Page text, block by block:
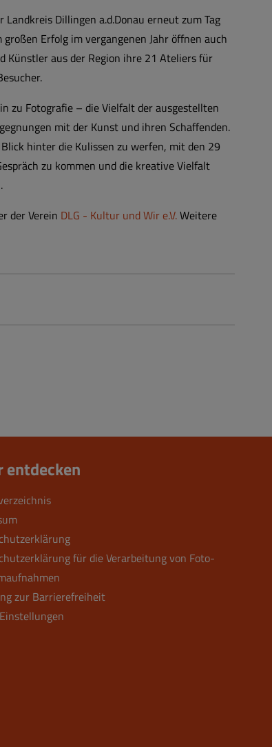
Landkreis Dillingen a.d.Donau erneut zum Tag
großen Erfolg im vergangenen Jahr öffnen auch
Künstler aus der Region ihre 21 Ateliers für
zu Fotografie – die Vielfalt der ausgestellten
mit der Kunst und ihren Schaffenden.
hinter die Kulissen zu werfen, mit den 29
zu kommen und die kreative Vielfalt
der Verein DLG - Kultur und Wir e.V.Weitere
entdecken
für die Verarbeitung von Foto-
zur Barrierefreiheit